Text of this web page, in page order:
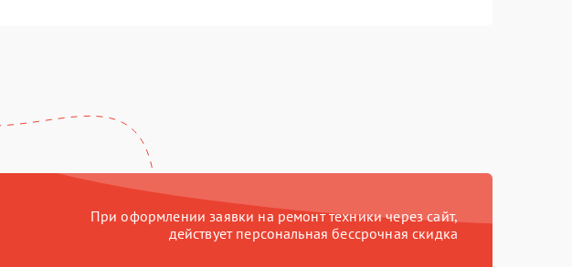
При оформлении заявки на ремонт техники через сайт,
действует персональная бессрочная скидка